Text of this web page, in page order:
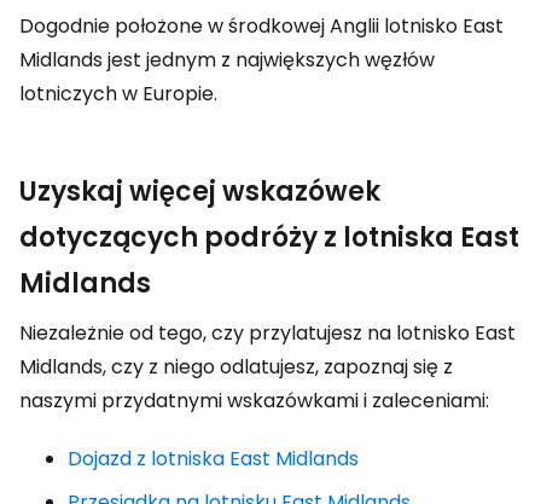
Dogodnie położone w środkowej Anglii lotnisko East
Midlands jest jednym z największych węzłów
lotniczych w Europie.
Uzyskaj więcej wskazówek
dotyczących podróży z lotniska East
Midlands
Niezależnie od tego, czy przylatujesz na lotnisko East
Midlands, czy z niego odlatujesz, zapoznaj się z
naszymi przydatnymi wskazówkami i zaleceniami:
Dojazd z lotniska East Midlands